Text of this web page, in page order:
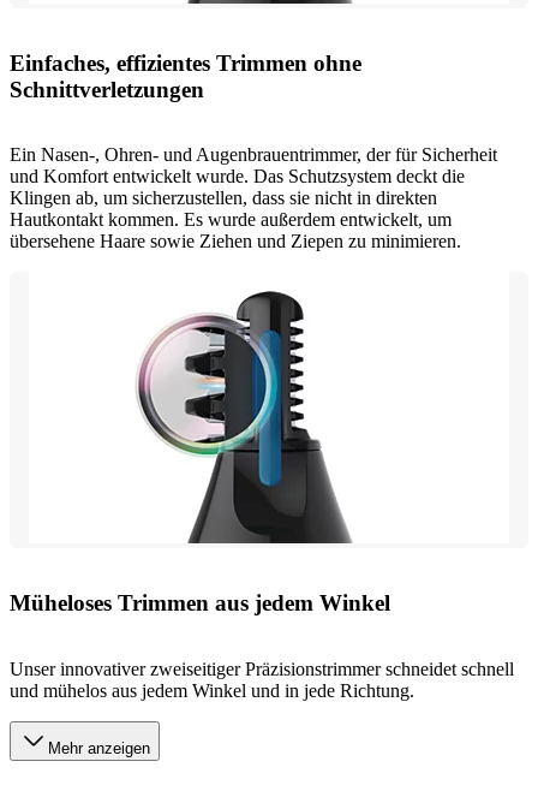
Einfaches, effizientes Trimmen ohne
Schnittverletzungen
Ein Nasen-, Ohren- und Augenbrauentrimmer, der für Sicherheit
und Komfort entwickelt wurde. Das Schutzsystem deckt die
Klingen ab, um sicherzustellen, dass sie nicht in direkten
Hautkontakt kommen. Es wurde außerdem entwickelt, um
übersehene Haare sowie Ziehen und Ziepen zu minimieren.
Müheloses Trimmen aus jedem Winkel
Unser innovativer zweiseitiger Präzisionstrimmer schneidet schnell
und mühelos aus jedem Winkel und in jede Richtung.
Mehr anzeigen